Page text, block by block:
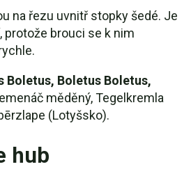
na řezu uvnitř stopky šedé. Je
protože brouci se k nim
Boletus, Boletus Boletus,
měděný, Tegelkremla
(Lotyšsko).
hub